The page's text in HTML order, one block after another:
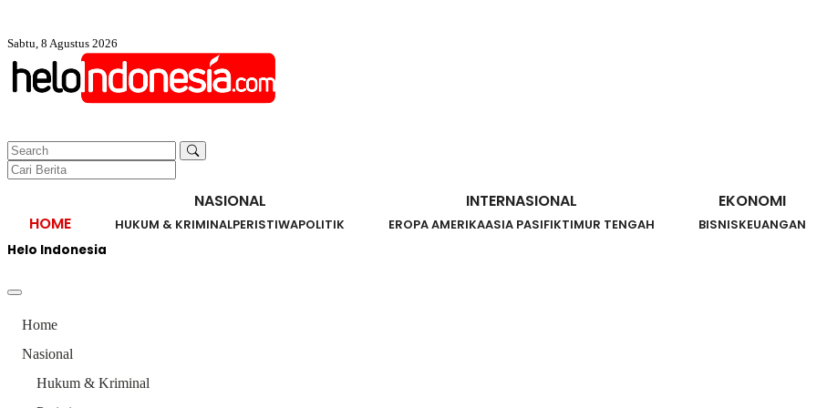
Sabtu, 8 Agustus 2026
HOME
NASIONAL
HUKUM & KRIMINALPERISTIWAPOLITIK
INTERNASIONAL
EROPA AMERIKAASIA PASIFIKTIMUR TENGAH
EKONOMI
BISNISKEUANGAN
Helo Indonesia
Home
Nasional
Hukum & Kriminal